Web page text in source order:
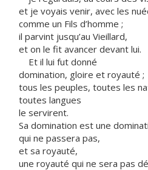
et je voyais venir, avec les
comme un Fils d’homme ;
il parvint jusqu’au Vieillard,
et on le fit avancer devant lui.
Et il lui fut donné
domination, gloire et royauté ;
tous les peuples, toutes les
toutes langues
le servirent.
Sa domination est une
qui ne passera pas,
et sa royauté,
une royauté qui ne sera pas